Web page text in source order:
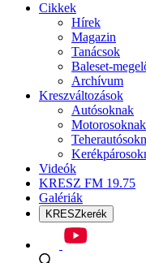
Cikkek
Hírek
Magazin
Tanácsok
Baleset-
Archívum
Kreszváltozások
Autósoknak
Motorosoknak
Videók
KRESZ FM 19.75
Galériák
KRESZkerék